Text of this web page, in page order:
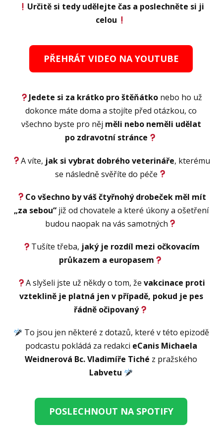
Určitě si tedy udělejte čas a poslechněte si ji
celou
PŘEHRÁT VIDEO NA YOUTUBE
Jedete si za krátko pro štěňátko nebo ho už
dokonce máte doma a stojíte před otázkou, co
všechno byste pro něj měli nebo neměli udělat
po zdravotní stránce
A víte, jak si vybrat dobrého veterináře, kterému
se následně svěříte do péče
Co všechno by váš čtyřnohý drobeček měl mít
„za sebou“již od chovatele a které úkony a ošetření
budou naopak na vás samotných
Tušíte třeba, jaký je rozdíl mezi očkovacím
průkazem a europasem
A slyšeli jste už někdy o tom, ževakcinace proti
vzteklině je platná jen v případě, pokud je pes
řádně očipovaný
To jsou jen některé z dotazů, které v této epizodě
podcastu pokládá za redakci eCanis Michaela
Weidnerová Bc. Vladimíře Tiché z pražského
Labvetu
POSLECHNOUT NA SPOTIFY